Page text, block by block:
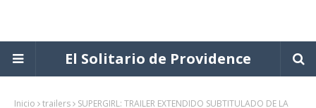
El Solitario de Providence
Inicio trailers
SUPERGIRL: TRAILER EXTENDIDO SUBTITULADO DE LA